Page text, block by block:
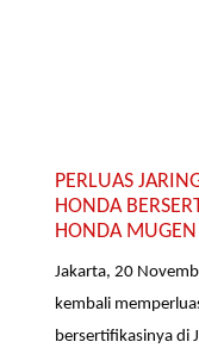
PERLUAS
HONDA
HONDA MUGEN
Jakarta, 20
kembali
bersertifikasinya di